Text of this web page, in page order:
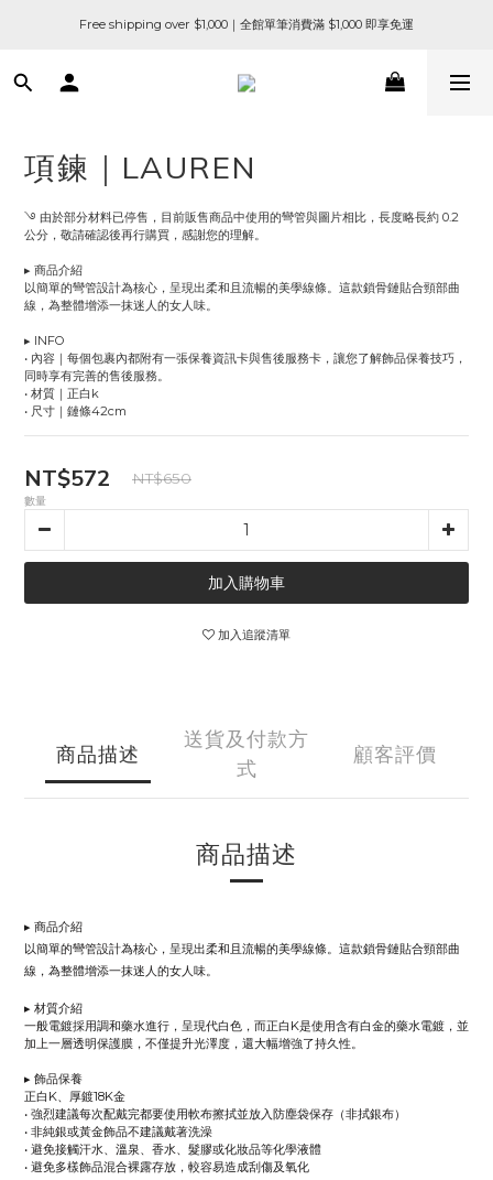
Free shipping over $1,000｜全館單筆消費滿 $1,000 即享免運
項鍊｜LAUREN
࿓ 由於部分材料已停售，目前販售商品中使用的彎管與圖片相比，長度略長約 0.2
公分，敬請確認後再行購買，感謝您的理解。
▸ 商品介紹
以簡單的彎管設計為核心，呈現出柔和且流暢的美學線條。這款鎖骨鏈貼合頸部曲
線，為整體增添一抹迷人的女人味。
▸ INFO
• 內容｜每個包裹內都附有一張保養資訊卡與售後服務卡，讓您了解飾品保養技巧，
同時享有完善的售後服務。
• 材質｜正白k
• 尺寸｜鏈條42cm
NT$572 NT$650
數量
加入購物車
加入追蹤清單
商品描述
送貨及付款方
式
顧客評價
商品描述
▸ 商品介紹
以簡單的彎管設計為核心，呈現出柔和且流暢的美學線條。這款鎖骨鏈貼合頸部曲
線，為整體增添一抹迷人的女人味。
▸ 材質介紹
一般電鍍採用調和藥水進行，呈現代白色，而正白K是使用含有白金的藥水電鍍，並
加上一層透明保護膜，不僅提升光澤度，還大幅增強了持久性。
▸ 飾品保養
正白K、厚鍍18K金
• 強烈建議每次配戴完都要使用軟布擦拭並放入防塵袋保存（非拭銀布）
• 非純銀或黃金飾品不建議戴著洗澡
• 避免接觸汗水、溫泉、香水、髮膠或化妝品等化學液體
• 避免多樣飾品混合裸露存放，較容易造成刮傷及氧化